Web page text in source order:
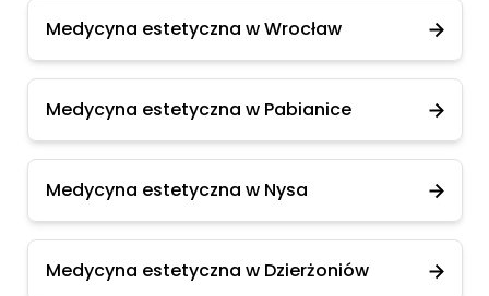
Medycyna estetyczna w Wrocław
Medycyna estetyczna w Pabianice
Medycyna estetyczna w Nysa
Medycyna estetyczna w Dzierżoniów